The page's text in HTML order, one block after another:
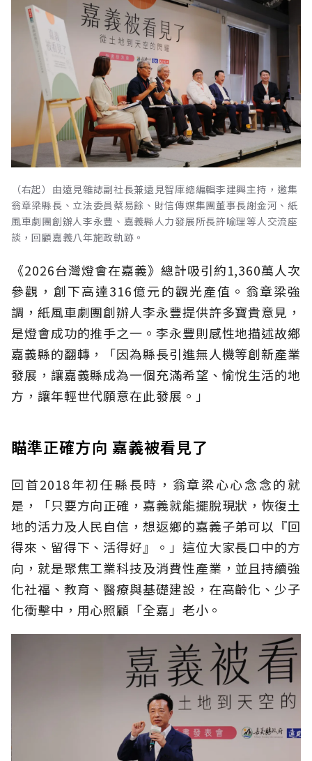
（右起）由遠見雜誌副社長兼遠見智庫總編輯李建興主持，邀集
翁章梁縣長、立法委員蔡易餘、財信傳媒集團董事長謝金河、紙
風車劇團創辦人李永豐、嘉義縣人力發展所長許喻理等人交流座
談，回顧嘉義八年施政軌跡。
《2026台灣燈會在嘉義》總計吸引約1,360萬人次
參觀，創下高達316億元的觀光產值。翁章梁強
調，紙風車劇團創辦人李永豐提供許多寶貴意見，
是燈會成功的推手之一。李永豐則感性地描述故鄉
嘉義縣的翻轉，「因為縣長引進無人機等創新產業
發展，讓嘉義縣成為一個充滿希望、愉悅生活的地
方，讓年輕世代願意在此發展。」
瞄準正確方向 嘉義被看見了
回首2018年初任縣長時，翁章梁心心念念的就
是，「只要方向正確，嘉義就能擺脫現狀，恢復土
地的活力及人民自信，想返鄉的嘉義子弟可以『回
得來、留得下、活得好』。」這位大家長口中的方
向，就是聚焦工業科技及消費性產業，並且持續強
化社福、教育、醫療與基礎建設，在高齡化、少子
化衝擊中，用心照顧「全嘉」老小。